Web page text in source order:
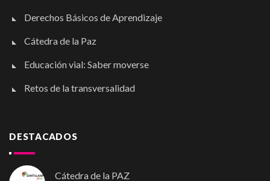
Derechos Básicos de Aprendizaje
Cátedra de la Paz
Educación vial: Saber moverse
Retos de la transversalidad
DESTACADOS
Cátedra de la PAZ